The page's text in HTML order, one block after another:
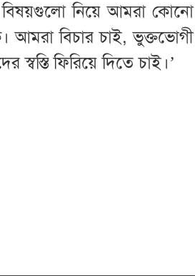
বিষয়গুলো নিয়ে আমরা কোনো
আমরা বিচার চাই, ভুক্তভোগী
ফিরিয়ে দিতে চাই।’